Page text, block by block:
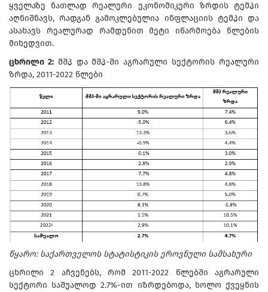
ყველაზე ნათლად რეალური ეკონომიკური ზრდის ტემპი
აღნიშნავს, რადგან გამოკლებულია ინფლაციის ტემპი და
ასახავს რეალურად რამდენით მეტი იწარმოება წლების
მიხედვით.
ცხრილი 2:მშპ და მშპ-ში აგრარული სექტორის რეალური
ზრდა, 2011-2022 წლები
წყარო: საქართველოს სტატისტიკის ეროვნული სამსახური
ცხრილი 2 აჩვენებს, რომ 2011-2022 წლებში აგრარული
სექტორი საშუალოდ 2.7%-ით იზრდებოდა, ხოლო ქვეყნის